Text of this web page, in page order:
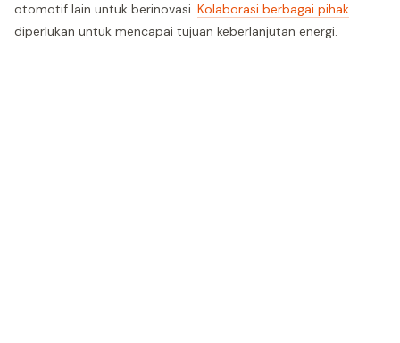
otomotif lain untuk berinovasi. Kolaborasi berbagai pihak
diperlukan untuk mencapai tujuan keberlanjutan energi.